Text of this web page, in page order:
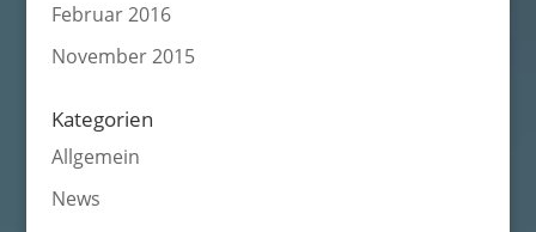
Februar 2016
November 2015
Kategorien
Allgemein
News